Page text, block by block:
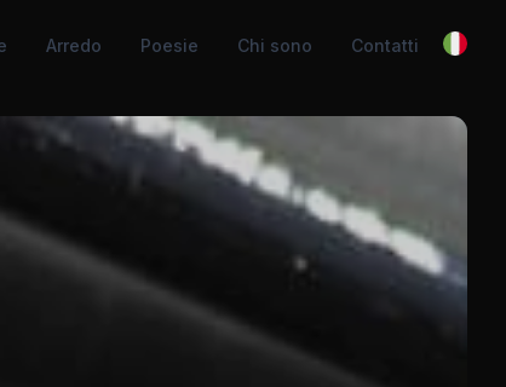
Arredo Poesie Chi sono Contatti